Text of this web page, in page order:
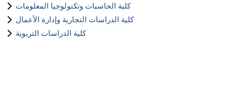
كلية الحاسبات وتكنولوجيا المعلومات
كلية الدراسات التجارية وإدارة الأعمال
كلية الدراسات التربوية